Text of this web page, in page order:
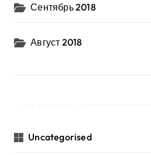
Сентябрь 2018
Август 2018
Uncategorised